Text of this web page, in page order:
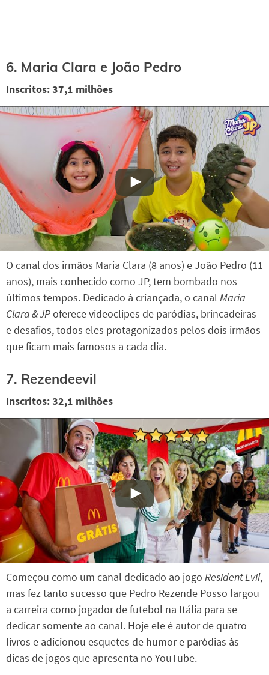
6. Maria Clara e João Pedro
Inscritos: 37,1 milhões
O canal dos irmãos Maria Clara (8 anos) e João Pedro (11
anos), mais conhecido como JP, tem bombado nos
últimos tempos. Dedicado à criançada, o canal Maria
Clara & JPoferece videoclipes de paródias, brincadeiras
e desafios, todos eles protagonizados pelos dois irmãos
que ficam mais famosos a cada dia.
7. Rezendeevil
Inscritos: 32,1 milhões
Começou como um canal dedicado ao jogo Resident Evil,
mas fez tanto sucesso que Pedro Rezende Posso largou
a carreira como jogador de futebol na Itália para se
dedicar somente ao canal. Hoje ele é autor de quatro
livros e adicionou esquetes de humor e paródias às
dicas de jogos que apresenta no YouTube.